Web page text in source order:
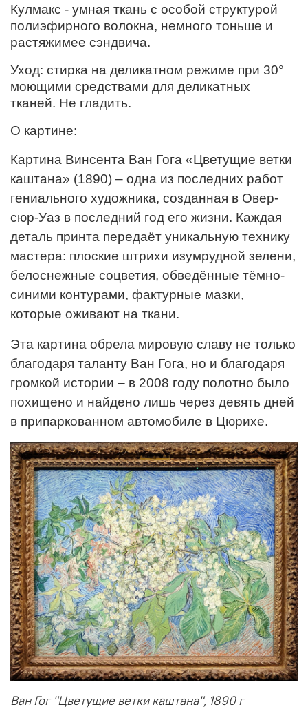
Кулмакс - умная ткань с особой структурой
полиэфирного волокна, немного тоньше и
растяжимее сэндвича.
Уход: стирка на деликатном режиме при 30°
моющими средствами для деликатных
тканей. Не гладить.
О картине:
Картина Винсента Ван Гога «Цветущие ветки
каштана» (1890) – одна из последних работ
гениального художника, созданная в Овер-
сюр-Уаз в последний год его жизни. Каждая
деталь принта передаёт уникальную технику
мастера: плоские штрихи изумрудной зелени,
белоснежные соцветия, обведённые тёмно-
синими контурами, фактурные мазки,
которые оживают на ткани.
Эта картина обрела мировую славу не только
благодаря таланту Ван Гога, но и благодаря
громкой истории – в 2008 году полотно было
похищено и найдено лишь через девять дней
в припаркованном автомобиле в Цюрихе.
Ван Гог "Цветущие ветки каштана", 1890 г